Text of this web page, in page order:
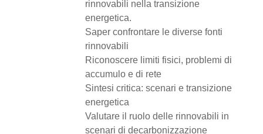
rinnovabili nella transizione
energetica.
Saper confrontare le diverse fonti
rinnovabili
Riconoscere limiti fisici, problemi di
accumulo e di rete
Sintesi critica: scenari e transizione
energetica
Valutare il ruolo delle rinnovabili in
scenari di decarbonizzazione